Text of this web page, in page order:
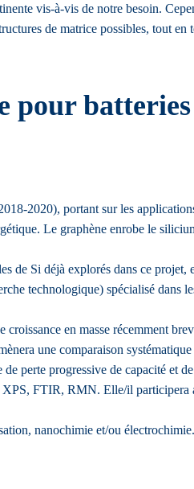
vis-à-vis de notre besoin.
de matrice possibles, tout
pour
2020), portant sur les
Le graphène enrobe le
de Si déjà explorés dans ce
technologique) spécialisé dans
en masse récemment
une comparaison
perte progressive de capacité
FTIR, RMN. Elle/il
nanochimie et/ou électrochimie.